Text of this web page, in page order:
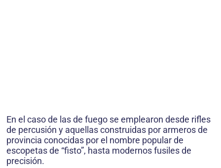
En el caso de las de fuego se emplearon desde rifles
de percusión y aquellas construidas por armeros de
provincia conocidas por el nombre popular de
escopetas de “fisto”, hasta modernos fusiles de
precisión.